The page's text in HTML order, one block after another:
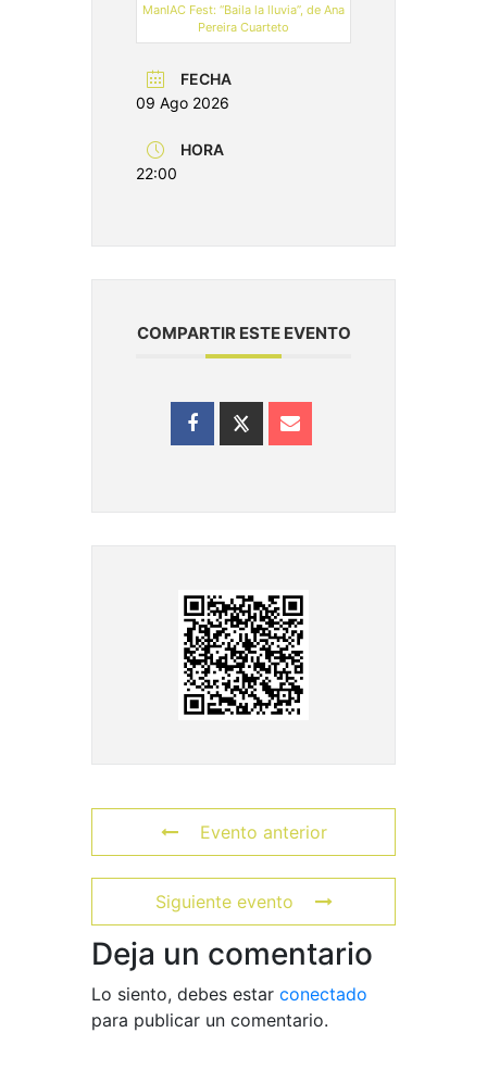
ManIAC Fest: “Baila la lluvia”, de Ana
Pereira Cuarteto
FECHA
09 Ago 2026
HORA
22:00
COMPARTIR ESTE EVENTO
Evento anterior
Siguiente evento
Deja un comentario
Lo siento, debes estar conectado
para publicar un comentario.